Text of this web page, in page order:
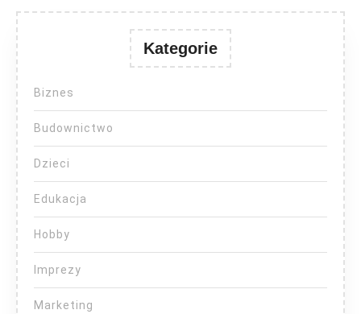
Kategorie
Biznes
Budownictwo
Dzieci
Edukacja
Hobby
Imprezy
Marketing